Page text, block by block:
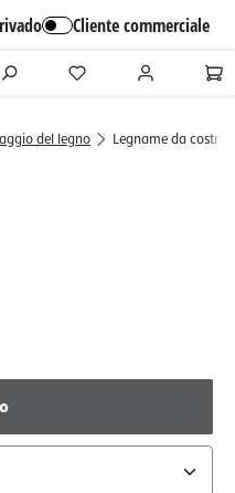
Cliente commerciale
del legno Legname da